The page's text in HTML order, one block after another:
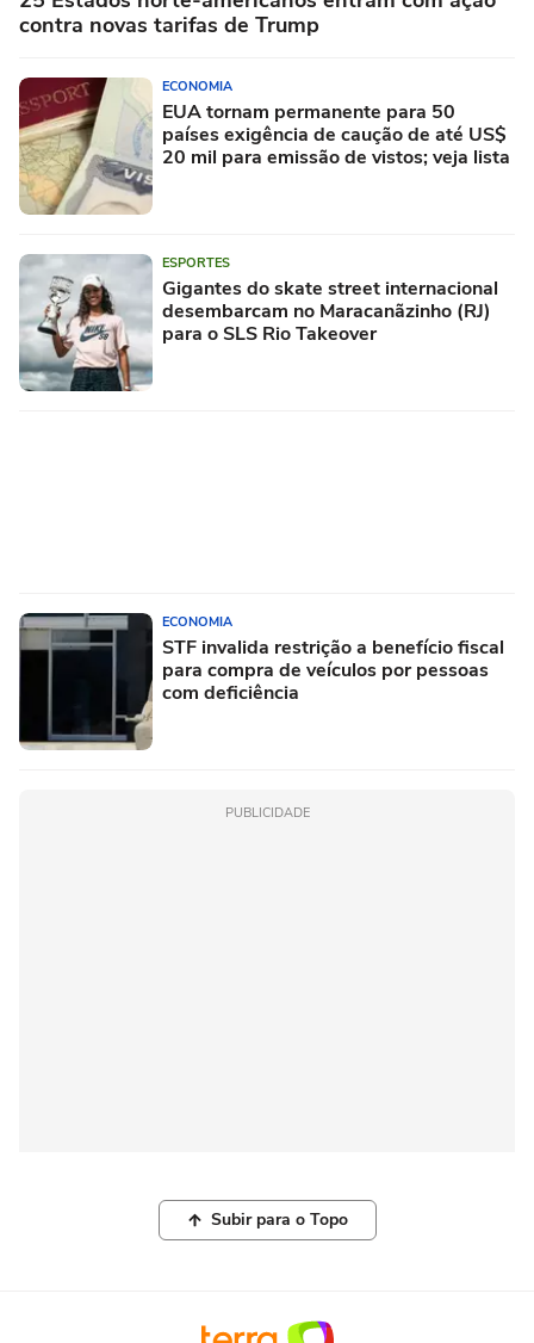
contra novas tarifas de Trump
ECONOMIA
EUA tornam permanente para 50
países exigência de caução de até US$
20 mil para emissão de vistos; veja lista
ESPORTES
Gigantes do skate street internacional
desembarcam no Maracanãzinho (RJ)
para o SLS Rio Takeover
ECONOMIA
STF invalida restrição a benefício fiscal
para compra de veículos por pessoas
com deficiência
PUBLICIDADE
Subir para o Topo